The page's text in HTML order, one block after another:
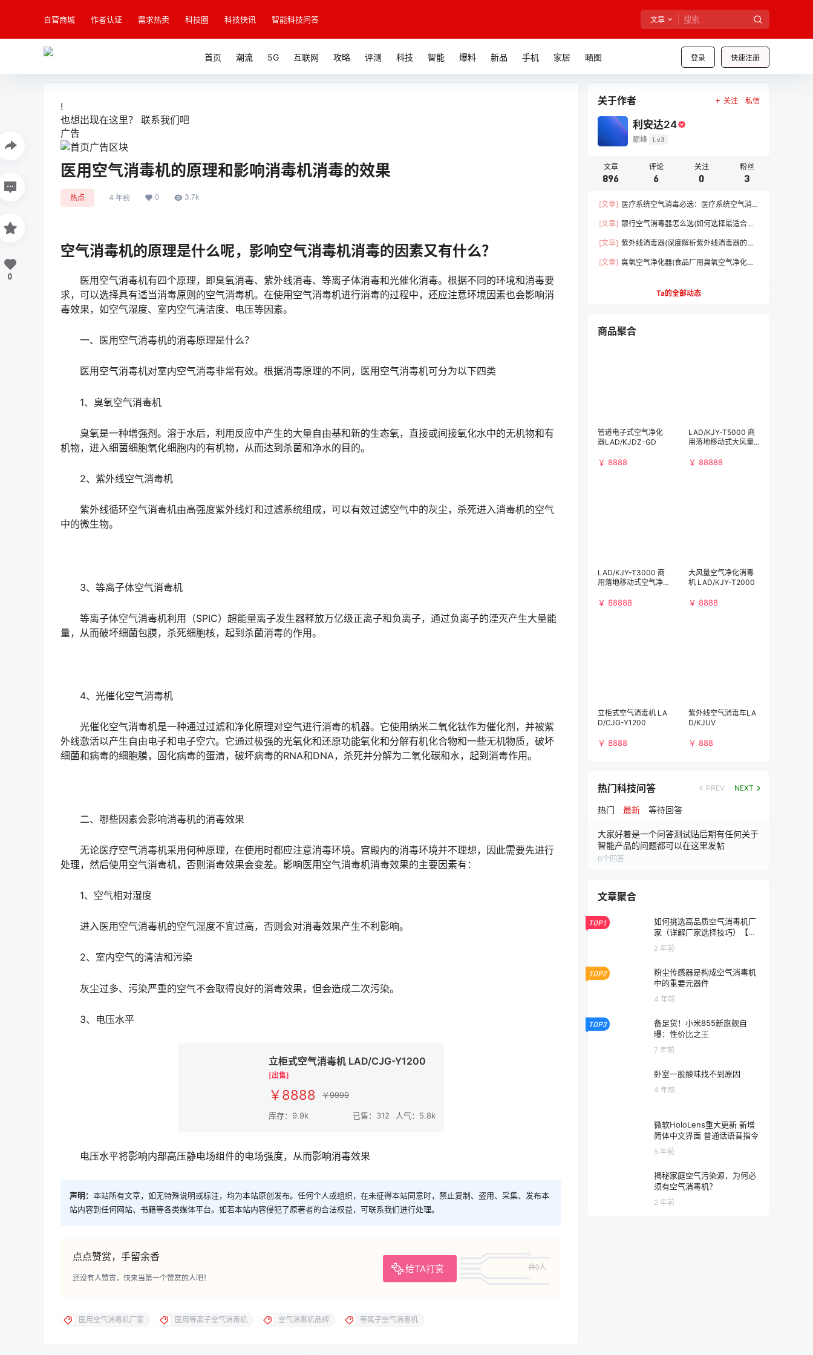
自营商城 作者认证 需求热卖 科技圈 科技快讯 智能科技问答 文章
登录 快速注册
首页 潮流 5G 互联网 攻略 评测 科技 智能 爆料 新品 手机 家居 嗮图
!
也想出现在这里？ 联系我们吧
广告
医用空气消毒机的原理和影响消毒机消毒的效果
热点 4 年前 0 3.7k
空气消毒机的原理是什么呢，影响空气消毒机消毒的因素又有什么？
医用空气消毒机有四个原理，即臭氧消毒、紫外线消毒、等离子体消毒和光催化消毒。根据不同的环境和消毒要
求，可以选择具有适当消毒原则的空气消毒机。在使用空气消毒机进行消毒的过程中，还应注意环境因素也会影响消
毒效果，如空气湿度、室内空气清洁度、电压等因素。
一、医用空气消毒机的消毒原理是什么？
医用空气消毒机对室内空气消毒非常有效。根据消毒原理的不同，医用空气消毒机可分为以下四类
1、臭氧空气消毒机
臭氧是一种增强剂。溶于水后，利用反应中产生的大量自由基和新的生态氧，直接或间接氧化水中的无机物和有
机物，进入细菌细胞氧化细胞内的有机物，从而达到杀菌和净水的目的。
2、紫外线空气消毒机
紫外线循环空气消毒机由高强度紫外线灯和过滤系统组成，可以有效过滤空气中的灰尘，杀死进入消毒机的空气
中的微生物。
3、等离子体空气消毒机
等离子体空气消毒机利用（SPIC）超能量离子发生器释放万亿级正离子和负离子，通过负离子的湮灭产生大量能
量，从而破坏细菌包膜，杀死细胞核，起到杀菌消毒的作用。
4、光催化空气消毒机
光催化空气消毒机是一种通过过滤和净化原理对空气进行消毒的机器。它使用纳米二氧化钛作为催化剂，并被紫
外线激活以产生自由电子和电子空穴。它通过极强的光氧化和还原功能氧化和分解有机化合物和一些无机物质，破坏
细菌和病毒的细胞膜，固化病毒的蛋清，破坏病毒的RNA和DNA，杀死并分解为二氧化碳和水，起到消毒作用。
二、哪些因素会影响消毒机的消毒效果
无论医疗空气消毒机采用何种原理，在使用时都应注意消毒环境。宫殿内的消毒环境并不理想，因此需要先进行
处理，然后使用空气消毒机，否则消毒效果会变差。影响医用空气消毒机消毒效果的主要因素有：
1、空气相对湿度
进入医用空气消毒机的空气湿度不宜过高，否则会对消毒效果产生不利影响。
2、室内空气的清洁和污染
灰尘过多、污染严重的空气不会取得良好的消毒效果，但会造成二次污染。
3、电压水平
立柜式空气消毒机 LAD/CJG-Y1200
[出售]
￥8888 ￥9999
库存：9.9k 已售：312 人气：5.8k
电压水平将影响内部高压静电场组件的电场强度，从而影响消毒效果
声明： 本站所有文章，如无特殊说明或标注，均为本站原创发布。任何个人或组织，在未征得本站同意时，禁止复制、盗用、采集、发布本
站内容到任何网站、书籍等各类媒体平台。如若本站内容侵犯了原著者的合法权益，可联系我们进行处理。
点点赞赏，手留余香
给TA打赏 共0人
还没有人赞赏，快来当第一个赞赏的人吧！
0
医用空气消毒机厂家 医用等离子空气消毒机 空气消毒机品牌 等离子空气消毒机
关于作者 关注 私信
利安达24
巅峰 Lv3
文章
896
评论
6
关注
0
粉丝
3
[文章] 医疗系统空气消毒必选：医疗系统空气消
[文章] 银行空气消毒器怎么选(如何选择最适合的
[文章] 紫外线消毒器(深度解析紫外线消毒器的优
[文章] 臭氧空气净化器(食品厂用臭氧空气净化器)
Ta的全部动态
商品聚合
管道电子式空气净化
器LAD/KJDZ-GD
￥ 8888
LAD/KJY-T5000 商
用落地移动式大风量
￥ 88888
LAD/KJY-T3000 商
用落地移动式空气净
h)）
￥ 88888
大风量空气净化消毒
机 LAD/KJY-T2000
￥ 8888
立柜式空气消毒机 LA
D/CJG-Y1200
￥ 8888
紫外线空气消毒车LA
D/KJUV
￥ 888
热门科技问答 PREV NEXT
热门 最新 等待回答
大家好着是一个问答测试贴后期有任何关于
智能产品的问题都可以在这里发帖
0个回答
文章聚合
TOP1
如何挑选高品质空气消毒机厂
家（详解厂家选择技巧）【干
货】
2 年前
TOP2
粉尘传感器是构成空气消毒机
中的重要元器件
4 年前
TOP3
备足货！小米855新旗舰自
曝：性价比之王
7 年前
卧室一股酸味找不到原因
4 年前
微软HoloLens重大更新 新增
简体中文界面 普通话语音指令
5 年前
揭秘家庭空气污染源，为何必
须有空气消毒机？
2 年前